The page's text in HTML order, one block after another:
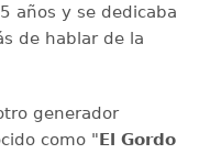
años y se dedicaba
de hablar de la
generador
como "El Gordo